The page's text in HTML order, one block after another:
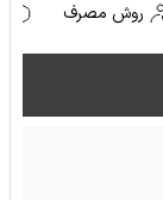
روش مصرف